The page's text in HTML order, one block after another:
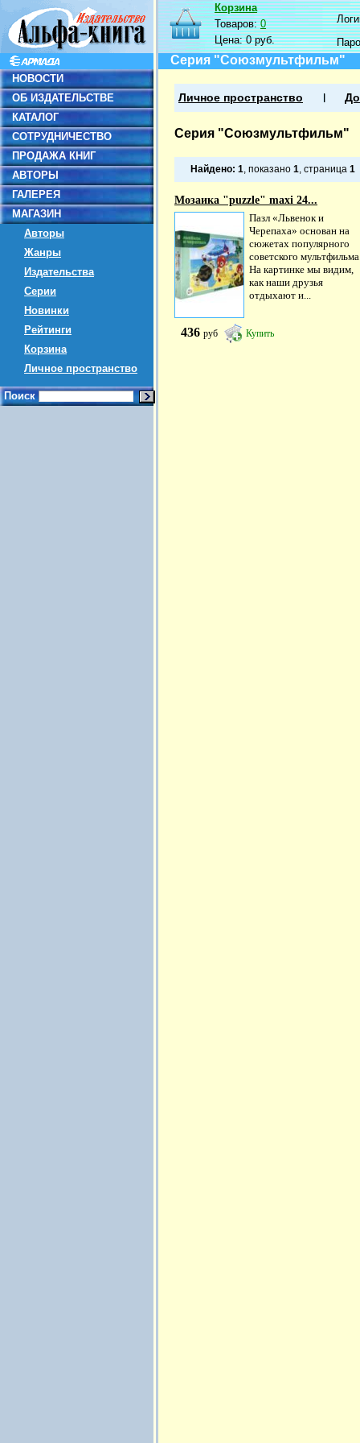
НОВОСТИ
ОБ ИЗДАТЕЛЬСТВЕ
КАТАЛОГ
СОТРУДНИЧЕСТВО
ПРОДАЖА КНИГ
АВТОРЫ
ГАЛЕРЕЯ
МАГАЗИН
Авторы
Жанры
Издательства
Серии
Новинки
Рейтинги
Корзина
Личное пространство
Поиск
Корзина
Товаров:0
Цена:0 руб.
Серия "Союзмультфильм"
Личное пространство
Серия "Союзмультфильм"
Найдено: 1, показано 1, страница 1
Мозаика "puzzle" maxi 24...
Пазл «Львенок и
Черепаха» основан на
сюжетах популярного
советского
На картинке мы видим,
как наши друзья
отдыхают и...
436 руб Купить